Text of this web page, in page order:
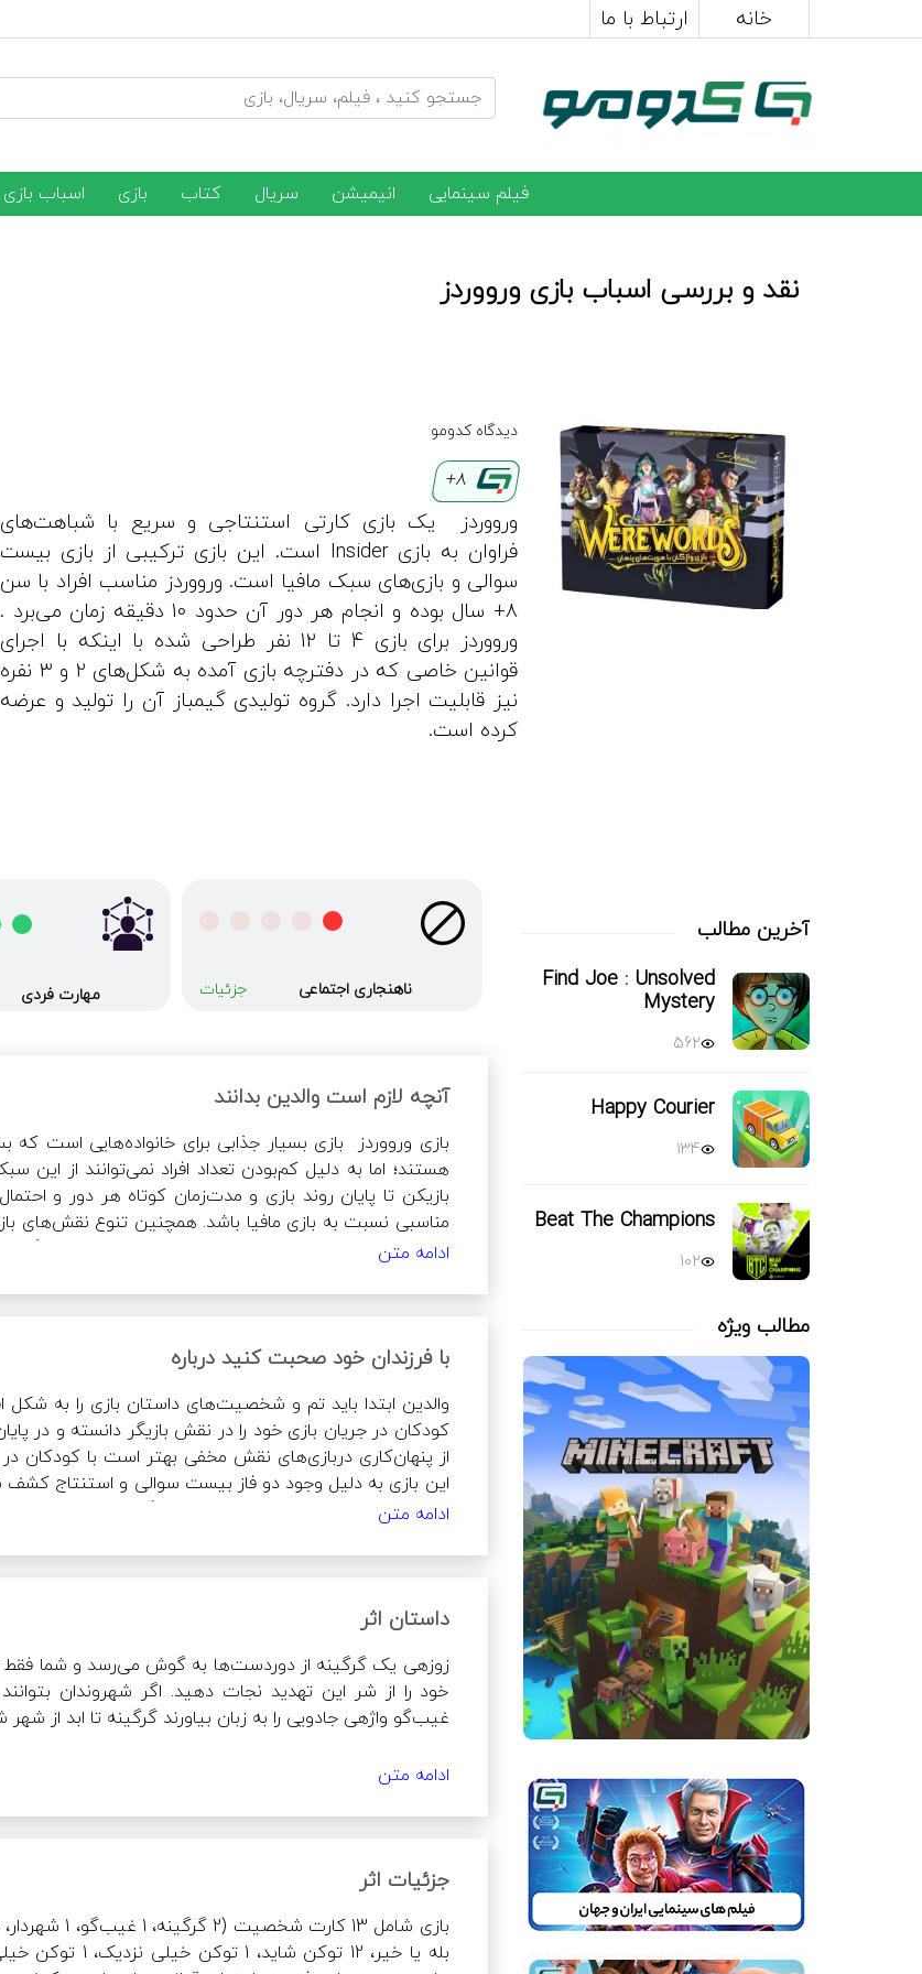
خانه ارتباط با ما
فیلم سینمایی انیمیشن سریال کتاب بازی اسباب بازی
نقد و بررسی اسباب بازی ورووردز
دیدگاه کدومو
8+
ورووردز یک بازی کارتی استنتاجی و سریع با شباهت‌های
فراوان به بازی Insider است. این بازی ترکیبی از بازی بیست
سوالی و بازی‌های سبک مافیا است. ورووردز مناسب افراد با سن
8+ سال بوده و انجام هر دور آن حدود 10 دقیقه زمان می‌برد .
ورووردز برای بازی 4 تا 12 نفر طراحی شده با اینکه با اجرای
قوانین خاصی که در دفترچه بازی آمده به شکل‌های 2 و 3 نفره
نیز قابلیت اجرا دارد. گروه تولیدی گیم­باز آن را تولید و عرضه
کرده است.
آخرین مطالب
Find Joe : Unsolved
Mystery
562
Happy Courier
134
Beat The Champions
102
مطالب ویژه
ناهنجاری‌ اجتماعی جزئیات مهارت فردی
آنچه لازم است والدین بدانند
ادامه متن
با فرزندان خود صحبت کنید درباره
ادامه متن
داستان اثر
غیب‌گو واژه­ی جادویی را به زبان بیاورند گرگینه تا ابد از شهر شما رانده خواهد شد.
خلاصه نحوه بازی:
ادامه متن
جزئیات اثر